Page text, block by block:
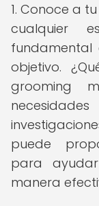
1. Conoce a
cualquier
objetivo.
grooming
puede
para
manera